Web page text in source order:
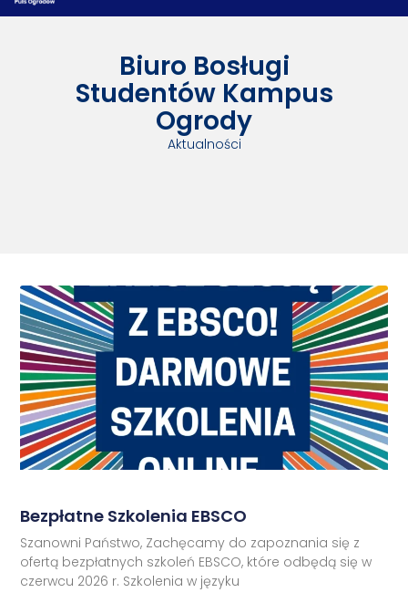
Biuro Bosługi
Studentów Kampus
Ogrody
Aktualności
Bezpłatne Szkolenia EBSCO
Szanowni Państwo, Zachęcamy do zapoznania się z
ofertą bezpłatnych szkoleń EBSCO, które odbędą się w
czerwcu 2026 r. Szkolenia w języku